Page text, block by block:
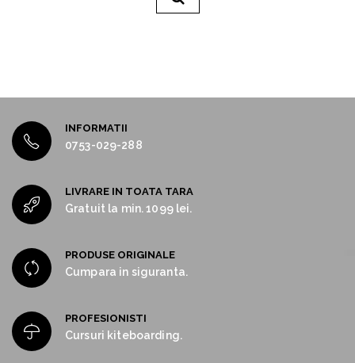
INFORMATII
0753-029-288
LIVRARE IN TOATA TARA
Gratuit la min. 1099 lei.
PRODUSE ORIGINALE
Cumpara in siguranta.
PROFESIONISTI
Cursuri kiteboarding.